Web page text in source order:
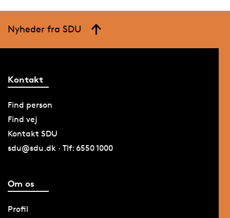
Nyheder fra SDU
Kontakt
Find person
Find vej
Kontakt SDU
sdu@sdu.dk · Tlf: 6550 1000
Om os
Profil